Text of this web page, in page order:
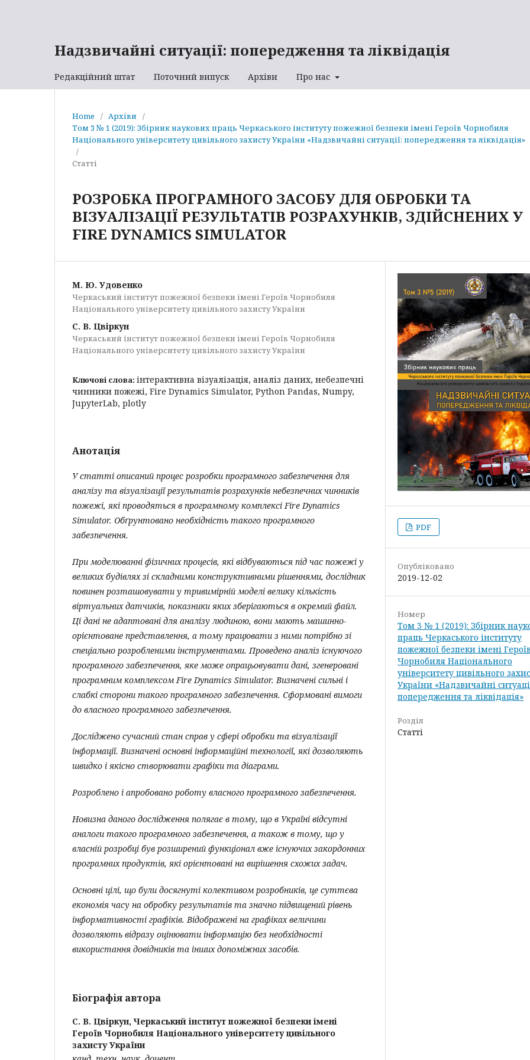
Надзвичайні ситуації: попередження та ліквідація
Редакційний штат Поточний випуск Архіви Про нас
Home / Архіви
/
Том 3 № 1 (2019): Збірник наукових праць Черкаського інституту пожежної безпеки імені Героїв Чорнобиля
Національного університету цивільного захисту України «Надзвичайні ситуації: попередження та ліквідація»
/
Статті
РОЗРОБКА ПРОГРАМНОГО ЗАСОБУ ДЛЯ ОБРОБКИ ТА
ВІЗУАЛІЗАЦІЇ РЕЗУЛЬТАТІВ РОЗРАХУНКІВ, ЗДІЙСНЕНИХ У
FIRE DYNAMICS SIMULATOR
М. Ю. Удовенко
Черкаський інститут пожежної безпеки імені Героїв Чорнобиля
Національного університету цивільного захисту України
С. В. Цвіркун
Черкаський інститут пожежної безпеки імені Героїв Чорнобиля
Національного університету цивільного захисту України
Ключові слова: інтерактивна візуалізація, аналіз даних, небезпечні
чинники пожежі, Fire Dynamics Simulator, Python Pandas, Numpy,
JupyterLab, plotly
Анотація
У статті описаний процес розробки програмного забезпечення для
аналізу та візуалізації результатів розрахунків небезпечних чинників
пожежі, які проводяться в програмному комплексі Fire Dynamics
Simulator. Обґрунтовано необхідність такого програмного
забезпечення.
При моделюванні фізичних процесів, які відбуваються під час пожежі у
великих будівлях зі складними конструктивними рішеннями, дослідник
повинен розташовувати у тривимірній моделі велику кількість
віртуальних датчиків, показники яких зберігаються в окремий файл.
Ці дані не адаптовані для аналізу людиною, вони мають машинно-
орієнтоване представлення, а тому працювати з ними потрібно зі
спеціально розробленими інструментами. Проведено аналіз існуючого
програмного забезпечення, яке може опрацьовувати дані, згенеровані
програмним комплексом Fire Dynamics Simulator. Визначені сильні і
слабкі сторони такого програмного забезпечення. Сформовані вимоги
до власного програмного забезпечення.
Досліджено сучасний стан справ у сфері обробки та візуалізації
інформації. Визначені основні інформаційні технології, які дозволяють
швидко і якісно створювати графіки та діаграми.
Розроблено і апробовано роботу власного програмного забезпечення.
Новизна даного дослідження полягає в тому, що в Україні відсутні
аналоги такого програмного забезпечення, а також в тому, що у
власній розробці був розширений функціонал вже існуючих закордонних
програмних продуктів, які орієнтовані на вирішення схожих задач.
Основні цілі, що були досягнуті колективом розробників, це суттєва
економія часу на обробку результатів та значно підвищений рівень
інформативності графіків. Відображені на графіках величини
дозволяють відразу оцінювати інформацію без необхідності
використання довідників та інших допоміжних засобів.
Біографія автора
С. В. Цвіркун,Черкаський інститут пожежної безпеки імені
Героїв Чорнобиля Національного університету цивільного
захисту України
PDF
Опубліковано
2019-12-02
Номер
Том 3 № 1 (2019): Збірник
праць Черкаського інституту
пожежної безпеки імені Героїв
Чорнобиля Національного
університету цивільного
України «Надзвичайні
попередження та ліквідація»
Розділ
Статті